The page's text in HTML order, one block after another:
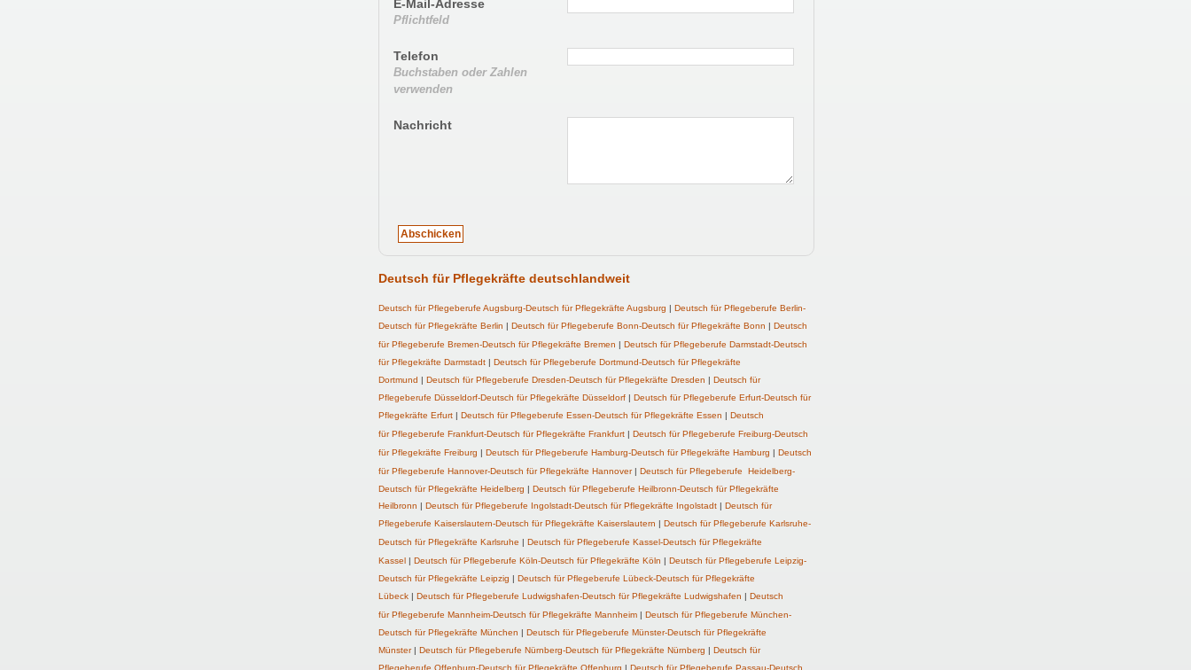
E-Mail-Adresse
Pflichtfeld
Telefon
Buchstaben oder Zahlen
verwenden
Nachricht
Deutsch für Pflegekräfte deutschlandweit
Deutsch für Pflegeberufe Augsburg-Deutsch für Pflegekräfte Augsburg | Deutsch für Pflegeberufe Berlin-
Deutsch für Pflegekräfte Berlin | Deutsch fürPflegeberufe Bonn-Deutsch für Pflegekräfte Bonn | Deutsch
fürPflegeberufe Bremen-Deutsch für Pflegekräfte Bremen | Deutsch für Pflegeberufe Darmstadt-Deutsch
für Pflegekräfte Darmstadt | Deutsch für Pflegeberufe Dortmund-Deutsch für Pflegekräfte
Dortmund | Deutsch fürPflegeberufe Dresden-Deutsch für Pflegekräfte Dresden | Deutsch für
Pflegeberufe Düsseldorf-Deutsch für Pflegekräfte Düsseldorf | Deutsch für Pflegeberufe Erfurt-Deutsch für
Pflegekräfte Erfurt | Deutsch für Pflegeberufe Essen-Deutsch für Pflegekräfte Essen | Deutsch
fürPflegeberufe Frankfurt-Deutsch für Pflegekräfte Frankfurt | Deutsch fürPflegeberufe Freiburg-Deutsch
für Pflegekräfte Freiburg | Deutsch fürPflegeberufe Hamburg-Deutsch für Pflegekräfte Hamburg | Deutsch
fürPflegeberufe Hannover-Deutsch für Pflegekräfte Hannover | Deutsch fürPflegeberufe
Heidelberg-
Deutsch für Pflegekräfte Heidelberg | Deutsch für Pflegeberufe Heilbronn-Deutsch für Pflegekräfte
Heilbronn | Deutsch für Pflegeberufe Ingolstadt-Deutsch für Pflegekräfte Ingolstadt | Deutsch für
Pflegeberufe Kaiserslautern-Deutsch für Pflegekräfte Kaiserslautern | Deutsch fürPflegeberufe Karlsruhe-
Deutsch für Pflegekräfte Karlsruhe | Deutsch fürPflegeberufe Kassel-Deutsch für Pflegekräfte
Kassel | Deutsch fürPflegeberufe Köln-Deutsch für Pflegekräfte Köln | Deutsch fürPflegeberufe Leipzig-
Deutsch für Pflegekräfte Leipzig | Deutsch für Pflegeberufe Lübeck-Deutsch für Pflegekräfte
Lübeck | Deutsch für Pflegeberufe Ludwigshafen-Deutsch für Pflegekräfte Ludwigshafen | Deutsch
fürPflegeberufe Mannheim-Deutsch für Pflegekräfte Mannheim | Deutsch fürPflegeberufe München-
Deutsch für Pflegekräfte München | Deutsch für Pflegeberufe Münster-Deutsch für Pflegekräfte
Münster | Deutsch fürPflegeberufe Nürnberg-Deutsch für Pflegekräfte Nürnberg | Deutsch für
Pflegeberufe Offenburg-Deutsch für Pflegekräfte Offenburg | Deutsch für Pflegeberufe Passau-Deutsch